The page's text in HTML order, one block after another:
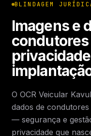
BLINDAGEM
Imagens e
O OCR Veicular
dados de
— segurança e
privacidade que